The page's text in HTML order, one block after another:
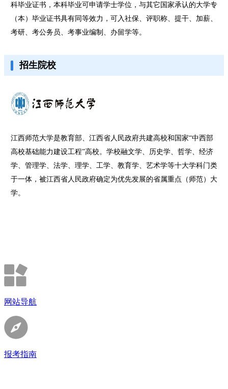
科毕业证书，本科毕业可申请学士学位，与其它国家承认的大学专
（本）毕业证书具有同等效力，可入社保、评职称、提干、加薪、
考研、考公务员、考事业编制、办留学等。
招生院校
江西师范大学是教育部、江西省人民政府共建高校和国家“中西部
高校基础能力建设工程”高校。学校融文学、历史学、哲学、经济
学、管理学、法学、理学、工学、教育学、艺术学等十大学科门类
于一体，被江西省人民政府确定为优先发展的省属重点（师范）大
学。
网站导航
报考指南